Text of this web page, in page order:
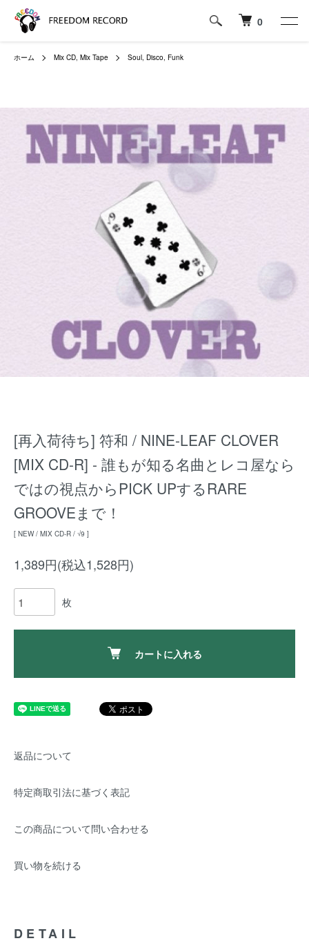
0
ホーム Mix CD, Mix Tape Soul, Disco, Funk
[再入荷待ち] 符和 / NINE-LEAF CLOVER
[MIX CD-R] - 誰もが知る名曲とレコ屋なら
ではの視点からPICK UPするRARE
GROOVEまで！
[ NEW / MIX CD-R / √9 ]
1,389円(税込1,528円)
枚
カートに入れる
返品について
特定商取引法に基づく表記
この商品について問い合わせる
買い物を続ける
DETAIL